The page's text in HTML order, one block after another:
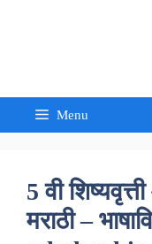
Menu
5 वी
मराठी –